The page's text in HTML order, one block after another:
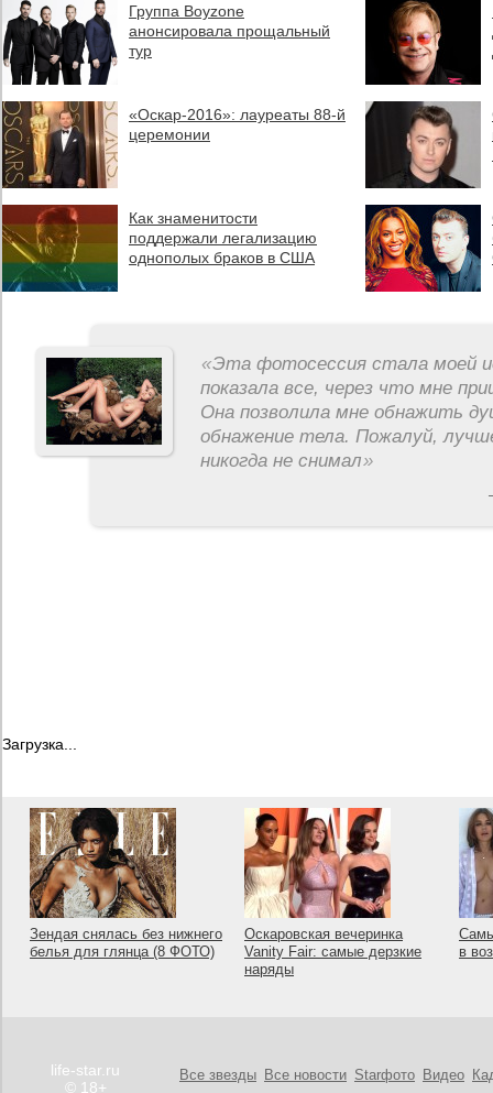
Группа Boyzone
анонсировала прощальный
тур
«Оскар-2016»: лауреаты 88-й
церемонии
Как знаменитости
поддержали легализацию
однополых браков в США
«Эта фотосессия стала моей
показала все, через что мне
Она позволила мне обнажить
обнажение тела. Пожалуй,
никогда не снимал»
Загрузка...
Зендая снялась без нижнего
белья для глянца (8 ФОТО)
Оскаровская вечеринка
Vanity Fair: самые дерзкие
наряды
в
life-star.ru
© 18+
Все звезды Все новости Starфото Видео